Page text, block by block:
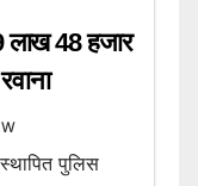
48 हजार
पुलिस